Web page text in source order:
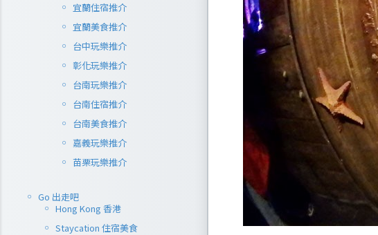
宜蘭住宿推介
宜蘭美食推介
台中玩樂推介
彰化玩樂推介
台南玩樂推介
台南住宿推介
台南美食推介
嘉義玩樂推介
苗栗玩樂推介
Go 出走吧
Hong Kong 香港
Staycation 住宿美食